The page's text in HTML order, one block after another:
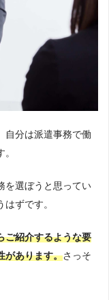
自分は派遣事務で働
を選ぼうと思ってい
ずです。
ご紹介するような要
があります。さっそ